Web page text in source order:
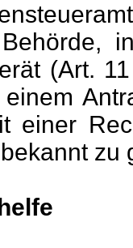
(Art.
einem
einer
zu